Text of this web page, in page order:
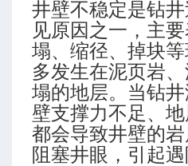
井壁不稳定是钻
见原因之一，主
塌、缩径、掉块
多发生在泥页岩
塌的地层。当钻
壁支撑力不足、地
都会导致井壁的岩
阻塞井眼，引起遇